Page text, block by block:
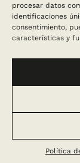
procesar datos
identificaciones
consentimiento,
características y
Política